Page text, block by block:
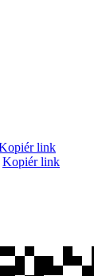
link
Kopiér link